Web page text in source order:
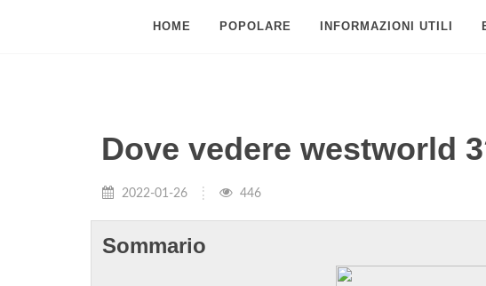
HOME POPOLARE INFORMAZIONI UTILI
Dove vedere westworld
2022-01-26 446
Sommario